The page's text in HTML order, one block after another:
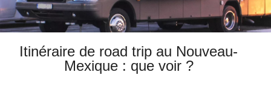
Itinéraire de road trip au Nouveau-
Mexique : que voir ?